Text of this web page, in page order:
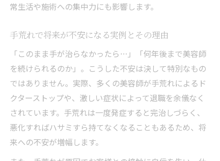
常生活や施術への集中力にも影響します。
手荒れで将来が不安になる実例とその理由
「このまま手が治らなかったら…」「何年後まで美容師
を続けられるのか」。こうした不安は決して特別なもの
ではありません。実際、多くの美容師が手荒れによるド
クターストップや、激しい症状によって退職を余儀なく
されています。手荒れは一度発症すると完治しづらく、
悪化すればハサミすら持てなくなることもあるため、将
来への不安が増幅します。